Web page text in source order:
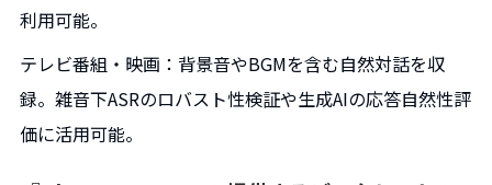
利用可能。
テレビ番組・映画：背景音やBGMを含む自然対話を収
録。雑音下ASRのロバスト性検証や生成AIの応答自然性評
価に活用可能。